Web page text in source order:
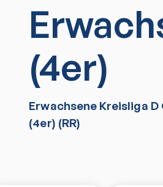
(4er)
Erwachsene Kreisliga D
(4er) (RR)